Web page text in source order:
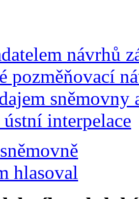
návrhů
pozměňovací
ústní interpelace
hlasoval